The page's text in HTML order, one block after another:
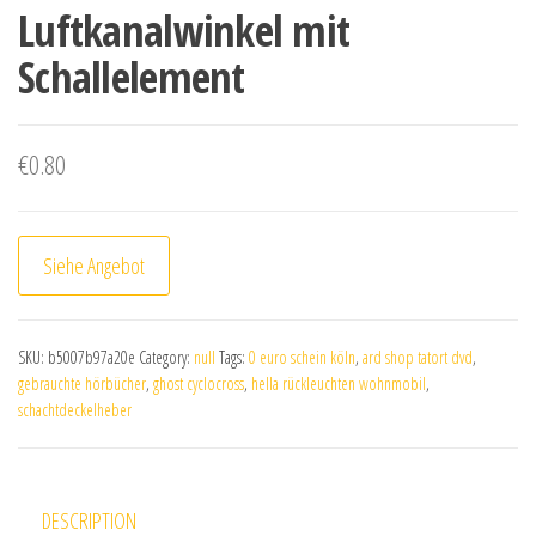
Luftkanalwinkel mit
Schallelement
€0.80
Siehe Angebot
SKU: b5007b97a20e Category: null Tags: 0 euro schein köln, ard shop tatort dvd,
gebrauchte hörbücher, ghost cyclocross, hella rückleuchten wohnmobil,
schachtdeckelheber
DESCRIPTION